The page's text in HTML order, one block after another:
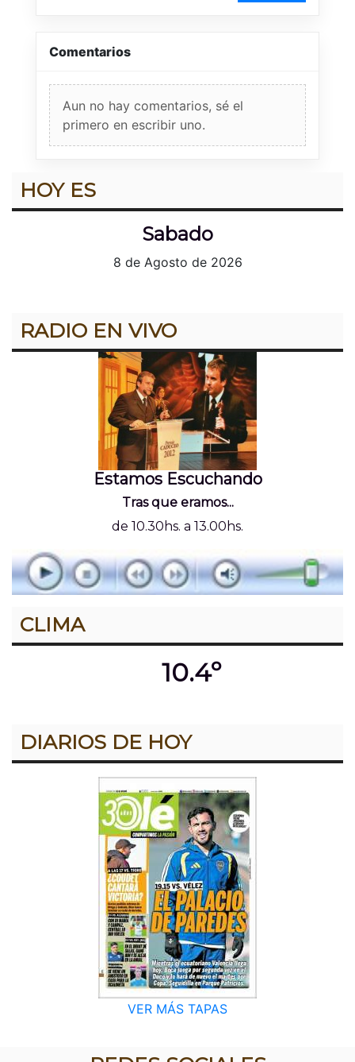
Comentarios
Aun no hay comentarios, sé el
primero en escribir uno.
HOY ES
Sabado
8 de Agosto de 2026
RADIO EN VIVO
Estamos Escuchando
Tras que eramos...
de 10.30hs. a 13.00hs.
CLIMA
10.4º
DIARIOS DE HOY
VER MÁS TAPAS